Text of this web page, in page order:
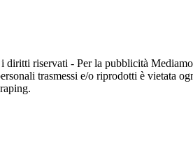
riservati - Per la pubblicità
trasmessi e/o riprodotti è vietata